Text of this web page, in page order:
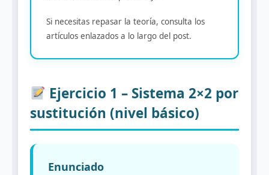
Si necesitas repasar la teoría, consulta los
artículos enlazados a lo largo del post.
Ejercicio 1 – Sistema 2×2 por
sustitución (nivel básico)
Enunciado